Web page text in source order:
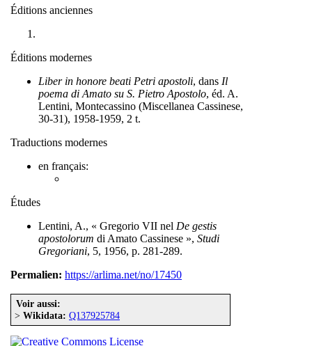
Éditions anciennes
Éditions modernes
Liber in honore beati Petri apostoli, dans Il
poema di Amato su S. Pietro Apostolo, éd. A.
Lentini, Montecassino (Miscellanea Cassinese,
30-31), 1958-1959, 2 t.
Traductions modernes
en français:
Études
Lentini, A., « Gregorio VII nel De gestis
apostolorum di Amato Cassinese », Studi
Gregoriani, 5, 1956, p. 281-289.
Permalien: https://arlima.net/no/17450
Voir aussi:
> Wikidata: Q137925784